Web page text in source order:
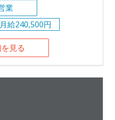
業
月給240,500円
見る